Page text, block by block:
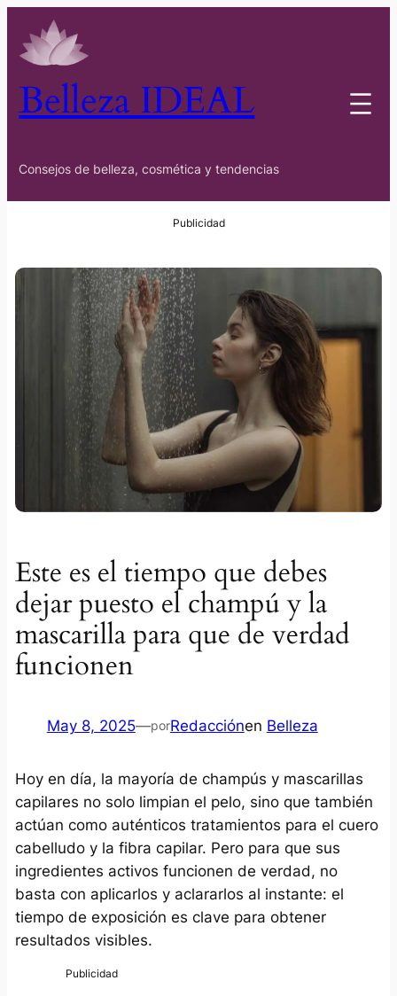
Belleza IDEAL
Consejos de belleza, cosmética y tendencias
Este es el tiempo que debes
dejar puesto el champú y la
mascarilla para que de verdad
funcionen
May 8, 2025—porRedacciónen Belleza
Hoy en día, la mayoría de champús y mascarillas
capilares no solo limpian el pelo, sino que también
actúan como auténticos tratamientos para el cuero
cabelludo y la fibra capilar. Pero para que sus
ingredientes activos funcionen de verdad, no
basta con aplicarlos y aclararlos al instante: el
tiempo de exposición es clave para obtener
resultados visibles.